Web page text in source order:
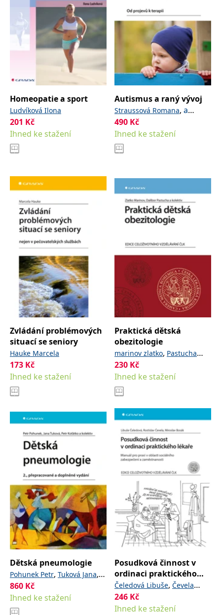
Homeopatie a sport
Ludvíková Ilona
201 Kč
Ihned ke stažení
Autismus a raný vývoj
Straussová Romana, a
kolektiv
490 Kč
Ihned ke stažení
Zvládání problémových
situací se seniory
Hauke Marcela
173 Kč
Ihned ke stažení
Praktická dětská
obezitologie
marinov zlatko, Pastucha
Dalibor,
230 Kč
Ihned ke stažení
Dětská pneumologie
Pohunek Petr, Tuková Jana,
Koťátko Petr
860 Kč
Ihned ke stažení
Posudková činnost v
ordinaci praktického
lékaře
Čeledová Libuše, Čevela
Rostislav
246 Kč
Ihned ke stažení